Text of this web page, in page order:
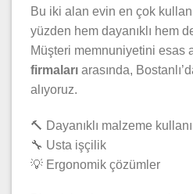
Bu iki alan evin en çok
yüzden hem dayanıklı hem
Müşteri memnuniyetini esas
firmaları arasında,
alıyoruz.
🔨 Dayanıklı malzeme
🔧 Usta işçilik
💡 Ergonomik çözümler